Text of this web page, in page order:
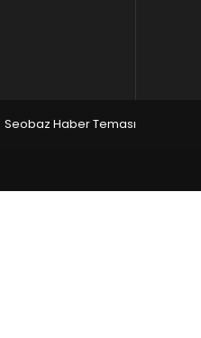
Seobaz Haber Teması